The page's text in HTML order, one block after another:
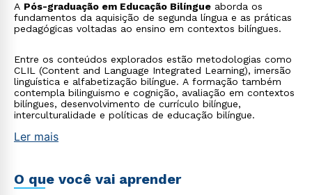
A Pós-graduação em Educação Bilíngue aborda os
fundamentos da aquisição de segunda língua e as práticas
pedagógicas voltadas ao ensino em contextos bilíngues.
Entre os conteúdos explorados estão metodologias como
CLIL (Content and Language Integrated Learning), imersão
linguística e alfabetização bilíngue. A formação também
contempla bilinguismo e cognição, avaliação em contextos
bilíngues, desenvolvimento de currículo bilíngue,
interculturalidade e políticas de educação bilíngue.
Ler mais
O que você vai aprender